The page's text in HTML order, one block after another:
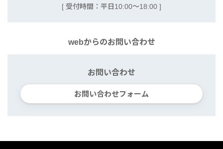
[ 受付時間：平日10:00〜18:00 ]
webからのお問い合わせ
お問い合わせ
お問い合わせフォーム